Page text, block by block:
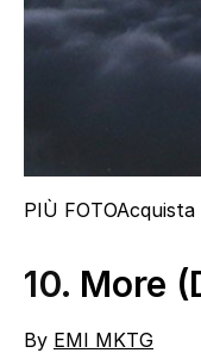
PIÙ FOTOAcquista
10. More
By EMI MKTG